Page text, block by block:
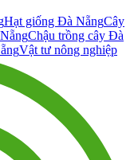
Hạt giống Đà NẵngCây
Chậu trồng cây Đà
Vật tư nông nghiệp